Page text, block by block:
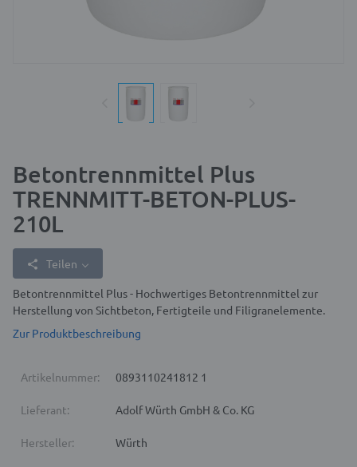
Betontrennmittel Plus
TRENNMITT-BETON-PLUS-
210L
Teilen
Betontrennmittel Plus - Hochwertiges Betontrennmittel zur
Herstellung von Sichtbeton, Fertigteile und Filigranelemente.
Zur Produktbeschreibung
Artikelnummer: 0893110241812 1
Lieferant: Adolf Würth GmbH & Co. KG
Hersteller: Würth